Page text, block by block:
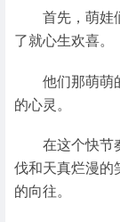
首先，萌娃
了就心生欢喜。
他们那萌萌
的心灵。
在这个快节
伐和天真烂漫的
的向往。